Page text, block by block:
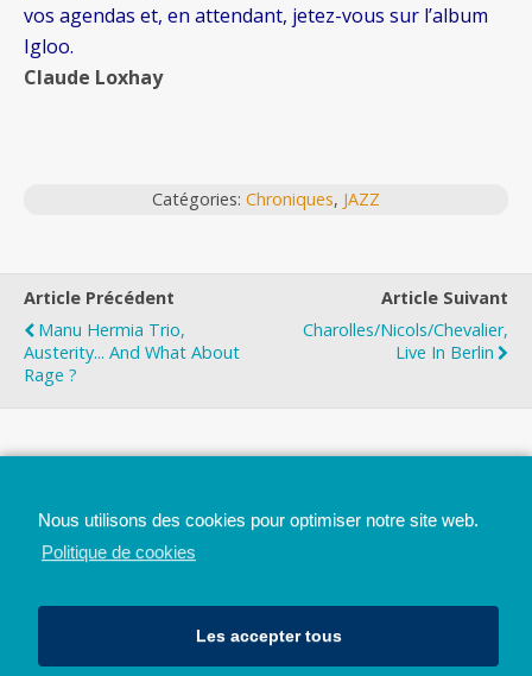
vos agendas et, en attendant, jetez-vous sur l’album
Igloo.
Claude Loxhay
Catégories: Chroniques, JAZZ
Article Précédent
Manu Hermia Trio,
Austerity... And What About
Rage ?
Article Suivant
Charolles/Nicols/Chevalier,
Live In Berlin
Nous utilisons des cookies pour optimiser notre site web.
Politique de cookies
Les accepter tous